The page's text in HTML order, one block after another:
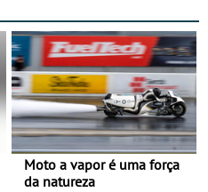
Moto a vapor é uma força
da natureza